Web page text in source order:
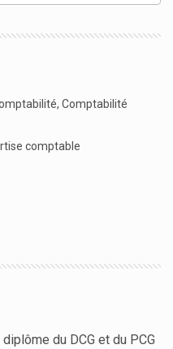
, Comptabilité
comptable
du DCG et du PCG